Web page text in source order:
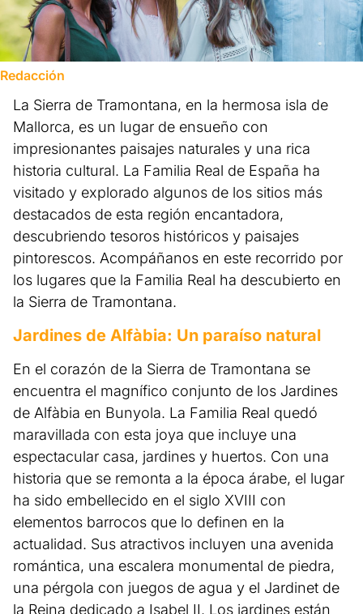
Redacción
La Sierra de Tramontana, en la hermosa isla de
Mallorca, es un lugar de ensueño con
impresionantes paisajes naturales y una rica
historia cultural. La Familia Real de España ha
visitado y explorado algunos de los sitios más
destacados de esta región encantadora,
descubriendo tesoros históricos y paisajes
pintorescos. Acompáñanos en este recorrido por
los lugares que la Familia Real ha descubierto en
la Sierra de Tramontana.
Jardines de Alfàbia: Un paraíso natural
En el corazón de la Sierra de Tramontana se
encuentra el magnífico conjunto de los Jardines
de Alfàbia en Bunyola. La Familia Real quedó
maravillada con esta joya que incluye una
espectacular casa, jardines y huertos. Con una
historia que se remonta a la época árabe, el lugar
ha sido embellecido en el siglo XVIII con
elementos barrocos que lo definen en la
actualidad. Sus atractivos incluyen una avenida
romántica, una escalera monumental de piedra,
una pérgola con juegos de agua y el Jardinet de
la Reina dedicado a Isabel II. Los jardines están